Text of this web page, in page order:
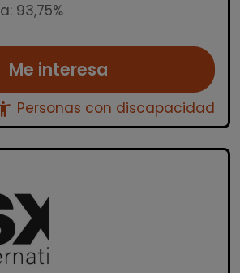
93,75%
Me interesa
Personas con discapacidad